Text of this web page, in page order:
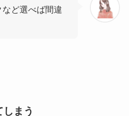
ど選べば間違
まう